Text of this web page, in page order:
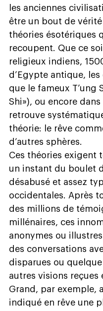
les anciennes
être un bout de
théories ésotériques
recoupent. Que ce
religieux indiens,
d’Egypte antique,
que le fameux T’ung
Shi»), ou encore
retrouve
théorie: le rêve
d’autres sphères.
Ces théories exigent
un instant du boulet
désabusé et assez
occidentales. Après
des millions de
millénaires, ces
anonymes ou
des conversations
disparues ou
autres visions reçues
Grand, par exemple,
indiqué en rêve une